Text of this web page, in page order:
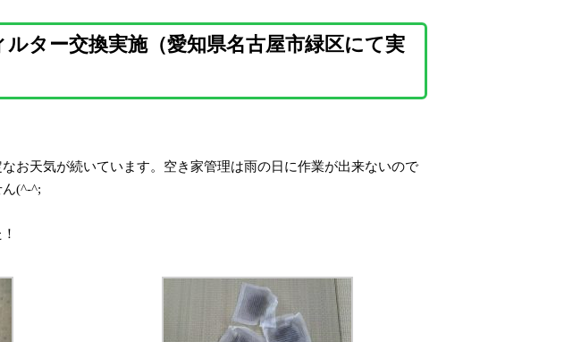
ター交換実施（愛知県名古屋市緑区にて実
お天気が続いています。空き家管理は雨の日に作業が出来ないので
(^-^;